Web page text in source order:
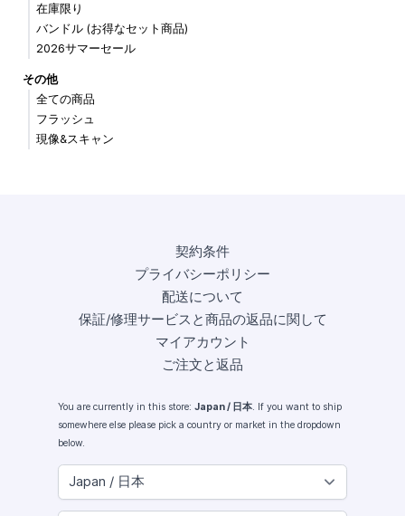
在庫限り
バンドル (お得なセット商品)
2026サマーセール
その他
全ての商品
フラッシュ
現像&スキャン
契約条件
プライバシーポリシー
配送について
保証/修理サービスと商品の返品に関して
マイアカウント
ご注文と返品
You are currently in this store: Japan / 日本. If you want to ship
somewhere else please pick a country or market in the dropdown
below.